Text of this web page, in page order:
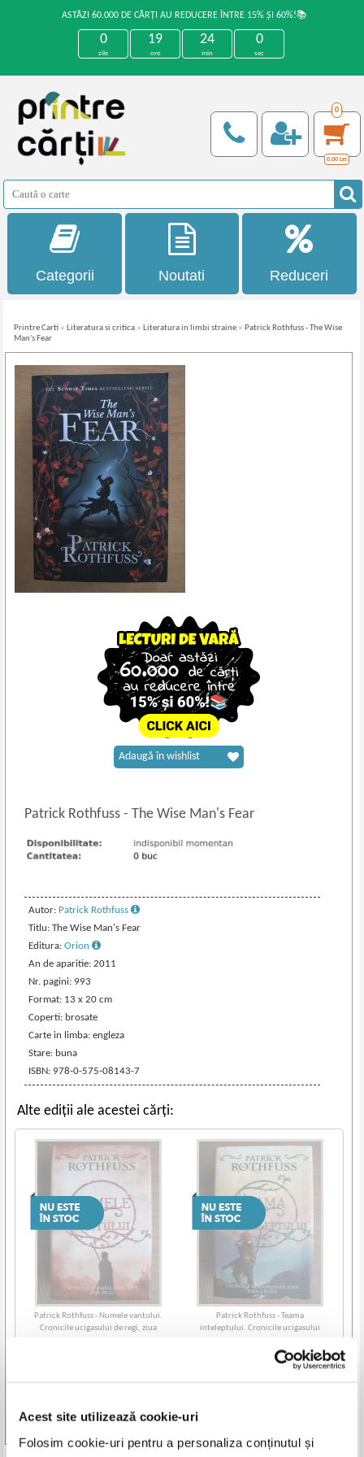
Acest site utilizează cookie-uri
Folosim cookie-uri pentru a personaliza conținutul și
ASTĂZI 60.000 DE CĂRȚI AU REDUCERE ÎNTRE 15% ȘI 60%!📚
0
zile
19
ore
24
min
0
sec
0
0,00 Lei
Categorii Noutati Reduceri
Printre Carti » Literatura si critica » Literatura in limbi straine » Patrick Rothfuss - The Wise
Man's Fear
Patrick Rothfuss- The Wise Man's Fear
Autor: Patrick Rothfuss
Titlu: The Wise Man's Fear
Editura:Orion
An de aparitie: 2011
Nr. pagini: 993
Format: 13 x 20 cm
Coperti: brosate
Carte in limba: engleza
Stare: buna
ISBN: 978-0-575-08143-7
Adaugă în wishlist
Alte ediții ale acestei cărți:
Patrick Rothfuss - Numele vantului.
Cronicile ucigasului de regi, ziua
Patrick Rothfuss - Teama
inteleptului. Cronicile ucigasului